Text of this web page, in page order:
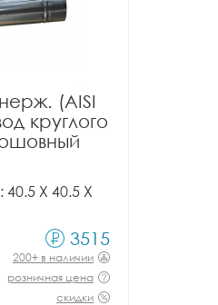
(AISI
круглого
X 40.5 X
3515
200+ в наличии
розничная цена
скидки